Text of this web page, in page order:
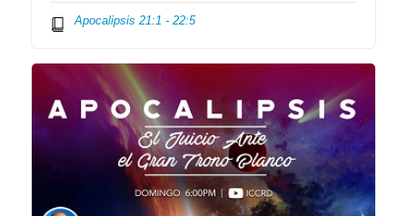
Apocalipsis 21:1 - 22:5